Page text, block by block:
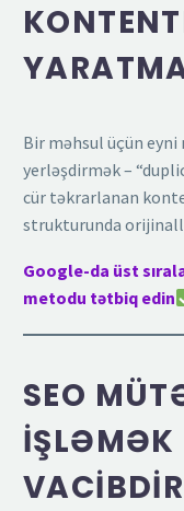
Bir məhsul üçün
yerləşdirmək –
cür təkrarlanan
strukturunda
Google-da üst
metodu tətbiq edin
SEO
IŞLƏMƏK